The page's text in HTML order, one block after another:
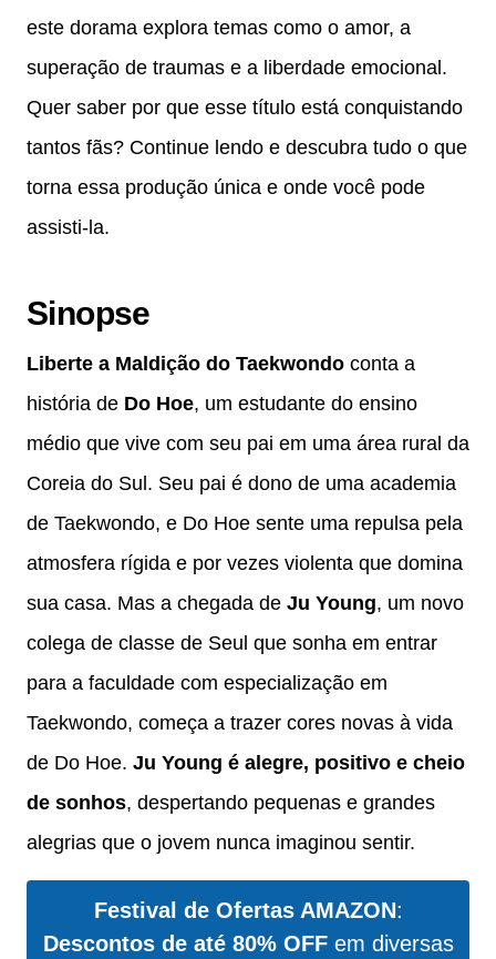
este dorama explora temas como o amor, a
superação de traumas e a liberdade emocional.
Quer saber por que esse título está conquistando
tantos fãs? Continue lendo e descubra tudo o que
torna essa produção única e onde você pode
assisti-la.
Sinopse
Liberte a Maldição do Taekwondo conta a
história de Do Hoe, um estudante do ensino
médio que vive com seu pai em uma área rural da
Coreia do Sul. Seu pai é dono de uma academia
de Taekwondo, e Do Hoe sente uma repulsa pela
atmosfera rígida e por vezes violenta que domina
sua casa. Mas a chegada de Ju Young, um novo
colega de classe de Seul que sonha em entrar
para a faculdade com especialização em
Taekwondo, começa a trazer cores novas à vida
de Do Hoe. Ju Young é alegre, positivo e cheio
de sonhos, despertando pequenas e grandes
alegrias que o jovem nunca imaginou sentir.
Festival de Ofertas AMAZON:
Descontos de até 80% OFFem diversas